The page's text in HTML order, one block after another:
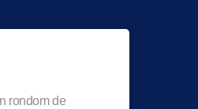
rondom de